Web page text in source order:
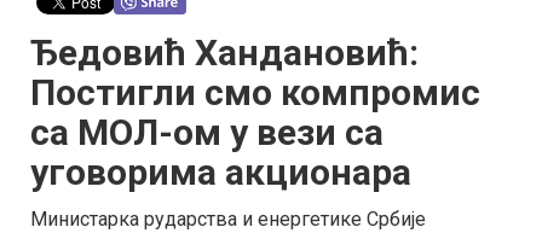
Ђедовић Хандановић:
Постигли смо компромис
са МОЛ-ом у вези са
уговорима акционара
Министарка рударства и енергетике Србије